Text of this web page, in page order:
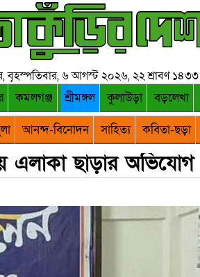
বৃহস্পতিবার, ৬ আগস্ট ২০২৬, ২২ শ্রাবণ ১৪৩৩
কমলগঞ্জ শ্রীমঙ্গল কুলাউড়া বড়লেখা
আনন্দ-বিনোদন সাহিত্য কবিতা-ছড়া
এলাকা ছাড়ার অভিযোগ